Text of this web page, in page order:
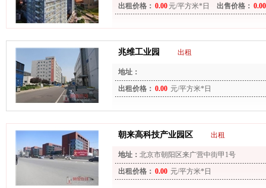
侧）
出租价格： 0.00 元/平方米*日 出售价格： 0.00
兆维工业园 出租
地址：
出租价格： 0.00 元/平方米*日
朝来高科技产业园区 出租
地址： 北京市朝阳区来广营中街甲1号
出租价格： 0.00 元/平方米*日